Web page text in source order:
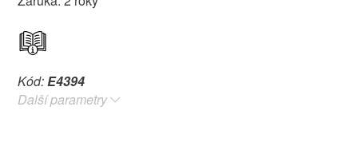
Kód:E4394
Další parametry